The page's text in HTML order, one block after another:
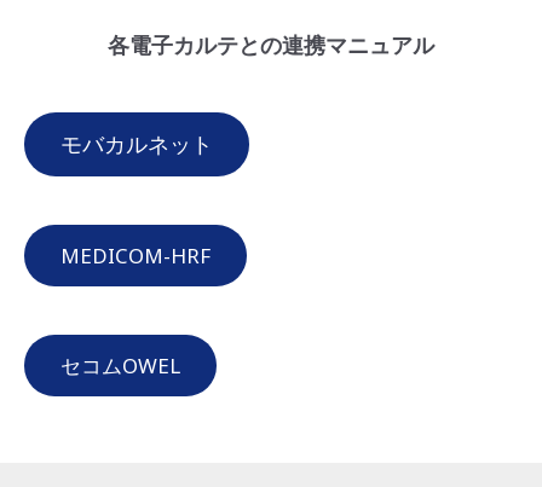
各電子カルテとの連携マニュアル
モバカルネット
MEDICOM-HRF
セコムOWEL